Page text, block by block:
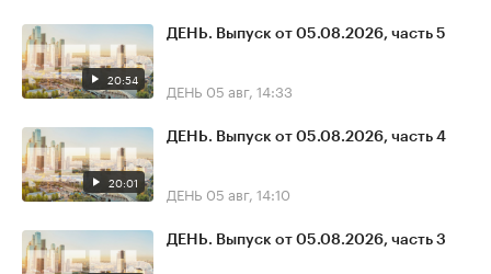
20:54
ДЕНЬ. Выпуск от 05.08.2026, часть 5
ДЕНЬ 05 авг, 14:33
20:01
ДЕНЬ. Выпуск от 05.08.2026, часть 4
ДЕНЬ 05 авг, 14:10
ДЕНЬ. Выпуск от 05.08.2026, часть 3